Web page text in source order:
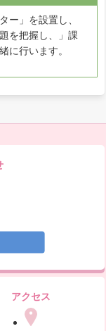
ー」を設置し、
を把握し、」課
に行います。
アクセス